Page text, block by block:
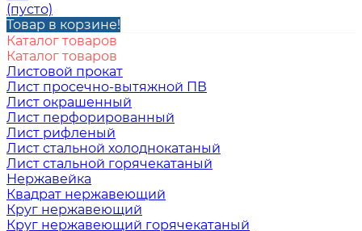
(пусто)
Товар в корзине!
Каталог товаров
Каталог товаров
Листовой прокат
Лист просечно-вытяжной ПВ
Лист окрашенный
Лист перфорированный
Лист рифленый
Лист стальной холоднокатаный
Лист стальной горячекатаный
Нержавейка
Квадрат нержавеющий
Круг нержавеющий
Круг нержавеющий горячекатаный